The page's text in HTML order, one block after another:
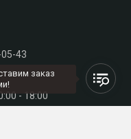
43
- 18:00
заказ